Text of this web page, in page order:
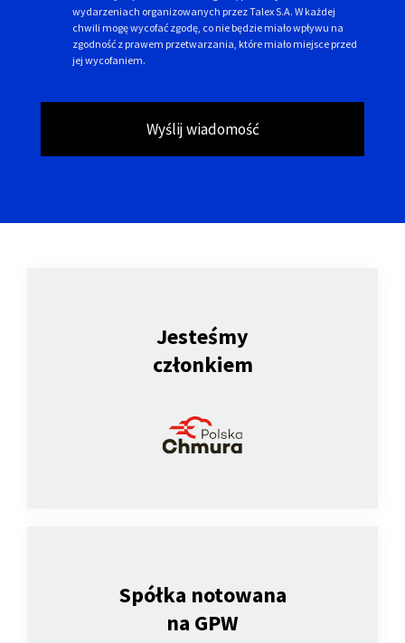
wydarzeniach organizowanych przez Talex S.A. W każdej
chwili mogę wycofać zgodę, co nie będzie miało wpływu na
zgodność z prawem przetwarzania, które miało miejsce przed
jej wycofaniem.
Wyślij wiadomość
Jesteśmy
członkiem
Spółka notowana
na GPW